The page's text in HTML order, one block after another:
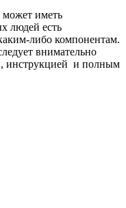
иметь
людей есть
либо компонентам.
внимательно
инструкцией и полным